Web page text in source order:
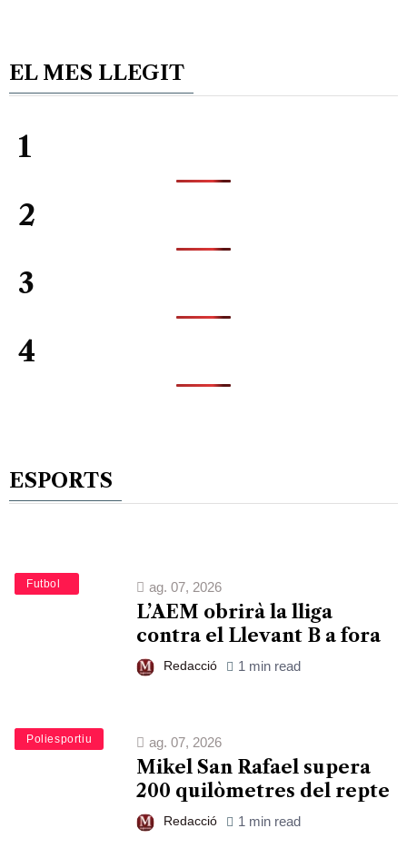
EL MES LLEGIT
1
2
3
4
ESPORTS
Esports
Futbol ag. 07, 2026
L’AEM obrirà la lliga
contra el Llevant B a fora
Redacció 1 min read
Esports
Poliesportiu ag. 07, 2026
Mikel San Rafael supera
200 quilòmetres del repte
Redacció 1 min read